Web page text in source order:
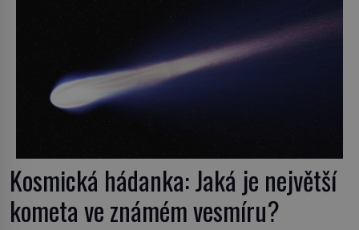
napovídá, kde bychom jednou […]
Kosmická hádanka: Jaká je největší
kometa ve známém vesmíru?